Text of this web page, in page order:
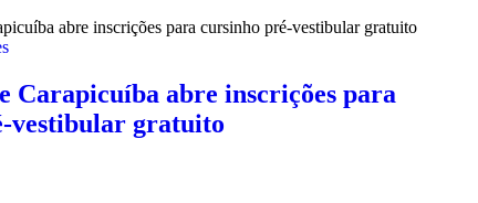
Carapicuíba abre inscrições para
vestibular gratuito